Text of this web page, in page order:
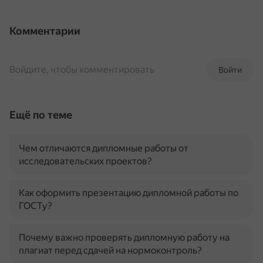
Комментарии
Войти
Войдите, чтобы комментировать
Ещё по теме
Чем отличаются дипломные работы от
исследовательских проектов?
Как оформить презентацию дипломной работы по
ГОСТу?
Почему важно проверять дипломную работу на
плагиат перед сдачей на нормоконтроль?